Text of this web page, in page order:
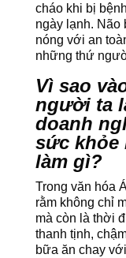
cháo khi bị
ngày lạnh.
nóng với an
những thứ
Vì sao
người ta
doanh
sức khỏe
làm gì?
Trong văn hóa
rằm không chỉ
mà còn là thời
thanh tịnh,
bữa ăn chay